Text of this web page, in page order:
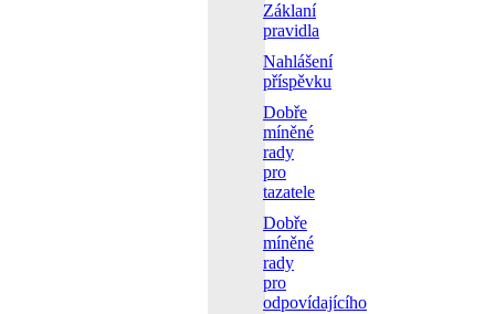
Záklaní
pravidla
Nahlášení
příspěvku
Dobře
míněné
rady
pro
tazatele
Dobře
míněné
rady
pro
odpovídajícího